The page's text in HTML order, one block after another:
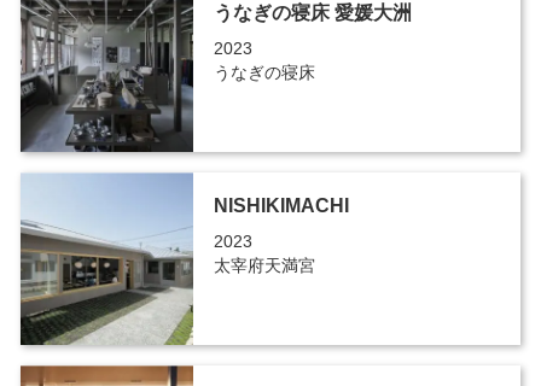
うなぎの寝床 愛媛大洲
2023
うなぎの寝床
NISHIKIMACHI
2023
太宰府天満宮